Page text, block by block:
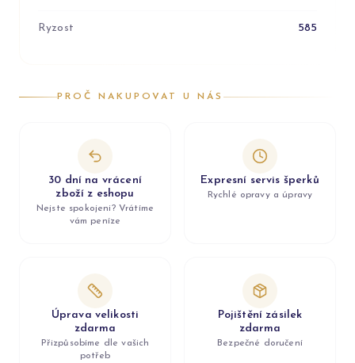
Ryzost 585
PROČ NAKUPOVAT U NÁS
30 dní na vrácení
zboží z eshopu
Nejste spokojeni? Vrátíme
vám peníze
Expresní servis šperků
Rychlé opravy a úpravy
Úprava velikosti
zdarma
Přizpůsobíme dle vašich
potřeb
Pojištění zásilek
zdarma
Bezpečné doručení